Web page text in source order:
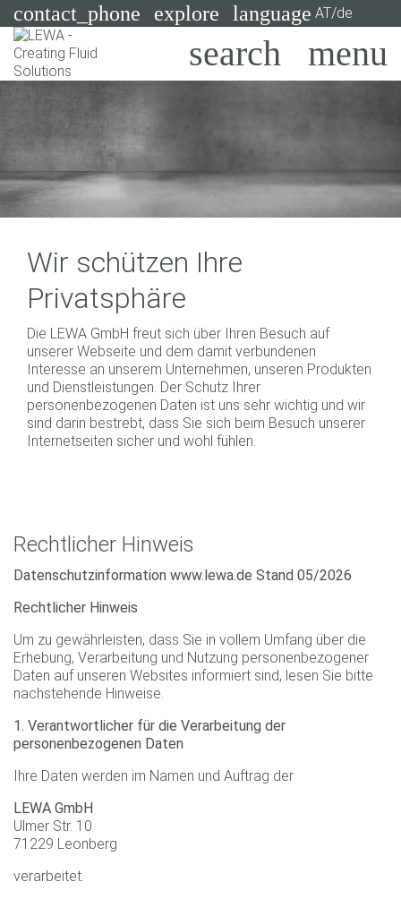
contact_phone explore language AT/de
Systeme
Branchen
Services
Consulting
Technologien
Wir schützen Ihre
Privatsphäre
Die LEWA GmbH freut sich über Ihren Besuch auf
unserer Webseite und dem damit verbundenen
Interesse an unserem Unternehmen, unseren Produkten
und Dienstleistungen. Der Schutz Ihrer
personenbezogenen Daten ist uns sehr wichtig und wir
sind darin bestrebt, dass Sie sich beim Besuch unserer
Internetseiten sicher und wohl fühlen.
Rechtlicher Hinweis
Datenschutzinformation www.lewa.de Stand 05/2026
Rechtlicher Hinweis
Um zu gewährleisten, dass Sie in vollem Umfang über die
Erhebung, Verarbeitung und Nutzung personenbezogener
Daten auf unseren Websites informiert sind, lesen Sie bitte
nachstehende Hinweise.
1. Verantwortlicher für die Verarbeitung der
personenbezogenen Daten
Ihre Daten werden im Namen und Auftrag der
LEWA GmbH
Ulmer Str. 10
71229 Leonberg
verarbeitet.